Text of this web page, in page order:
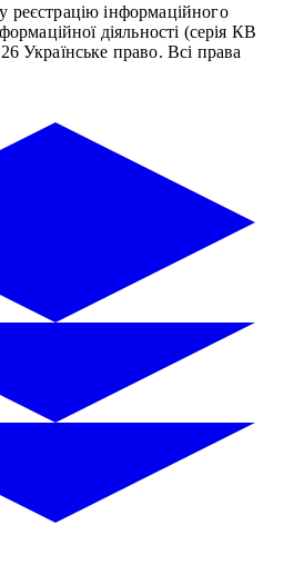
реєстрацію інформаційного
діяльності (серія КВ
Українське право. Всі права